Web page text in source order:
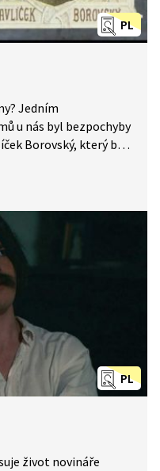
PL
Jedním
u nás byl bezpochyby
Borovský, který byl
asi chtěl pomocí
PL
život novináře